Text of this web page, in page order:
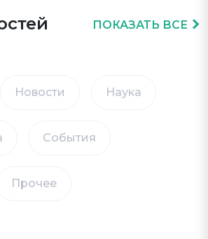
ПОКАЗАТЬ ВСЕ
Новости Наука
События
Прочее